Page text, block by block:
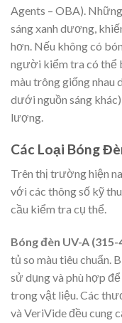
Agents – OBA).
sáng xanh dương,
hơn. Nếu không có
người kiểm tra có thể
màu trông giống nhau
dưới nguồn sáng
lượng.
Các Loại Bóng
Trên thị trường hiện
với các thông số kỹ
cầu kiểm tra cụ thể.
Bóng đèn UV-A (315-
tủ so màu tiêu chuẩn.
sử dụng và phù hợp
trong vật liệu. Các
và VeriVide đều cung